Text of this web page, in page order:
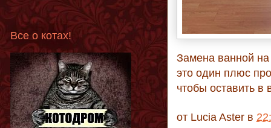
Замена ванной
это один плюс
чтобы оставить в
от Lucia Aster в
Все о котах!